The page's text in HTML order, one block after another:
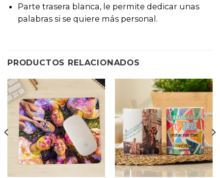
Parte trasera blanca, le permite dedicar unas
palabras si se quiere más personal.
PRODUCTOS RELACIONADOS